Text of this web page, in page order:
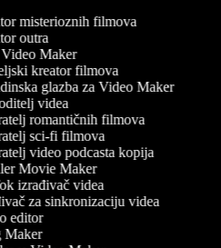
misterioznih filmova
outra
Maker
kreator filmova
glazba za Video Maker
videa
romantičnih filmova
sci-fi filmova
video podcasta kopija
Movie Maker
izrađivač videa
za sinkronizaciju videa
editor